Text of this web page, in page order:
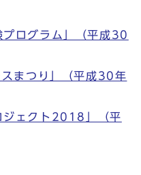
ログラム」（平成30
まつり」（平成30年
ェクト2018」（平